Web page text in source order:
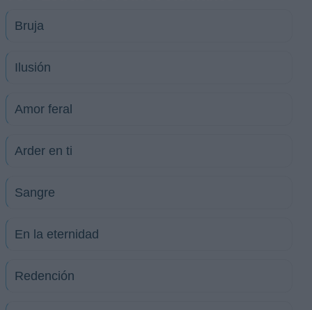
Bruja
Ilusión
Amor feral
Arder en ti
Sangre
En la eternidad
Redención